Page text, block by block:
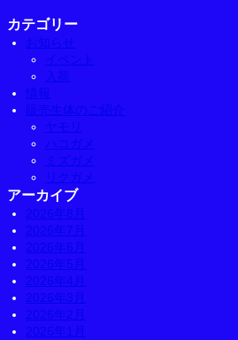
カテゴリー
お知らせ
イベント
入荷
情報
販売生体のご紹介
ヤモリ
ハコガメ
ミズガメ
リクガメ
アーカイブ
2026年8月
2026年7月
2026年6月
2026年5月
2026年4月
2026年3月
2026年2月
2026年1月